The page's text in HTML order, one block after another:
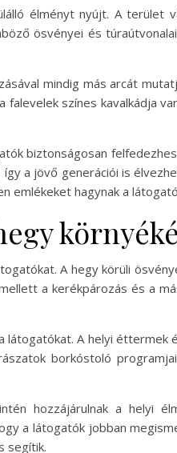
élményt nyújt. A terület
ösvényei és
mindig más arcát
színes kavalkádja
biztonságosan
a jövő generációi is
emlékeket hagynak a
A hegy körüli
a kerékpározás és a
A helyi éttermek
borkóstoló
hozzájárulnak a helyi
a látogatók jobban
segítik.